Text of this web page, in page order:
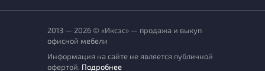
2013 — 2026 © «Иксэс» — продажа и выкуп
офисной мебели
Информация на сайте не является публичной
офертой. Подробнее